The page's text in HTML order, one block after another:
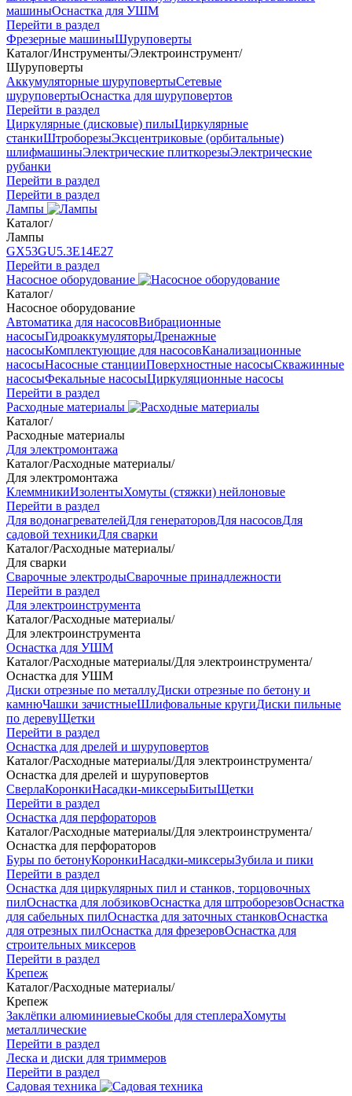
машиныОснастка для УШМ
Перейти в раздел
Фрезерные машиныШуруповерты
Каталог/Инструменты/Электроинструмент/
Шуруповерты
Аккумуляторные шуруповертыСетевые
шуруповертыОснастка для шуруповертов
Перейти в раздел
Циркулярные (дисковые) пилыЦиркулярные
станкиШтроборезыЭксцентриковые (орбитальные)
шлифмашиныЭлектрические плиткорезыЭлектрические
рубанки
Перейти в раздел
Перейти в раздел
Лампы
Каталог/
Лампы
GX53GU5.3Е14Е27
Перейти в раздел
Насосное оборудование
Каталог/
Насосное оборудование
Автоматика для насосовВибрационные
насосыГидроаккумуляторыДренажные
насосыКомплектующие для насосовКанализационные
насосыНасосные станцииПоверхностные насосыСкважинные
насосыФекальные насосыЦиркуляционные насосы
Перейти в раздел
Расходные материалы
Каталог/
Расходные материалы
Для электромонтажа
Каталог/Расходные материалы/
Для электромонтажа
КлеммникиИзолентыХомуты (стяжки) нейлоновые
Перейти в раздел
Для водонагревателейДля генераторовДля насосовДля
садовой техникиДля сварки
Каталог/Расходные материалы/
Для сварки
Сварочные электродыСварочные принадлежности
Перейти в раздел
Для электроинструмента
Каталог/Расходные материалы/
Для электроинструмента
Оснастка для УШМ
Каталог/Расходные материалы/Для электроинструмента/
Оснастка для УШМ
Диски отрезные по металлуДиски отрезные по бетону и
камнюЧашки зачистныеШлифовальные кругиДиски пильные
по деревуЩетки
Перейти в раздел
Оснастка для дрелей и шуруповертов
Каталог/Расходные материалы/Для электроинструмента/
Оснастка для дрелей и шуруповертов
СверлаКоронкиНасадки-миксерыБитыЩетки
Перейти в раздел
Оснастка для перфораторов
Каталог/Расходные материалы/Для электроинструмента/
Оснастка для перфораторов
Буры по бетонуКоронкиНасадки-миксерыЗубила и пики
Перейти в раздел
Оснастка для циркулярных пил и станков, торцовочных
пилОснастка для лобзиковОснастка для штроборезовОснастка
для сабельных пилОснастка для заточных станковОснастка
для отрезных пилОснастка для фрезеровОснастка для
строительных миксеров
Перейти в раздел
Крепеж
Каталог/Расходные материалы/
Крепеж
Заклёпки алюминиевыеСкобы для степлераХомуты
металлические
Перейти в раздел
Леска и диски для триммеров
Перейти в раздел
Садовая техника